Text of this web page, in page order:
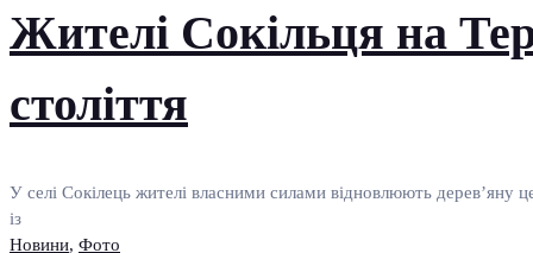
Жителі Сокільця на
століття
У селі Сокілець жителі власними силами відновлюють дерев’яну
із
Новини, Фото